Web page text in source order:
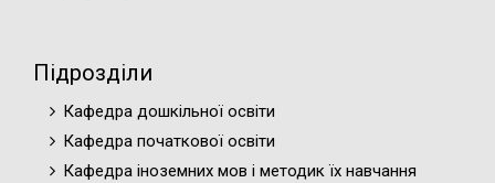
Підрозділи
Кафедра дошкільної освіти
Кафедра початкової освіти
Кафедра іноземних мов і методик їх навчання